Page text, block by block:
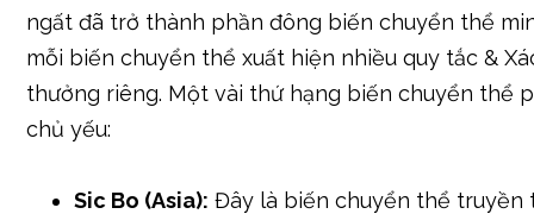
ngất đã trở thành phần đông biến chuyển thể
mỗi biến chuyển thể xuất hiện nhiều quy tắc &
thưởng riêng. Một vài thứ hạng biến chuyển thể
chủ yếu:
Sic Bo (Asia): Đây là biến chuyển thể truyền